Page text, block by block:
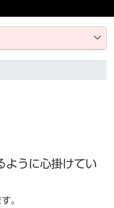
ように心掛けてい
。